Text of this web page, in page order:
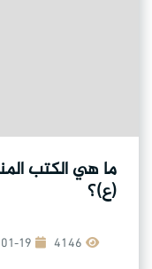
ما هي الكتب
(ع)؟
2022-01-19